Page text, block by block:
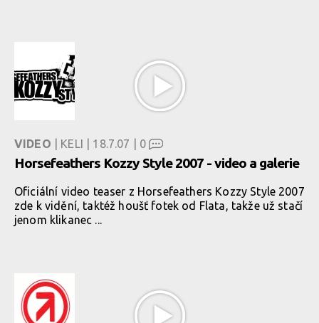
VIDEO | KELI | 18.7.07 | 0
Horsefeathers Kozzy Style 2007 - video a galerie
Oficiální video teaser z Horsefeathers Kozzy Style 2007
zde k vidění, taktéž houšť fotek od Flata, takže už stačí
jenom klikanec ...